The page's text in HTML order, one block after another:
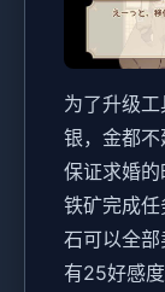
为了升级工
银，金都
保证求婚
铁矿完成
石可以全
有25好感